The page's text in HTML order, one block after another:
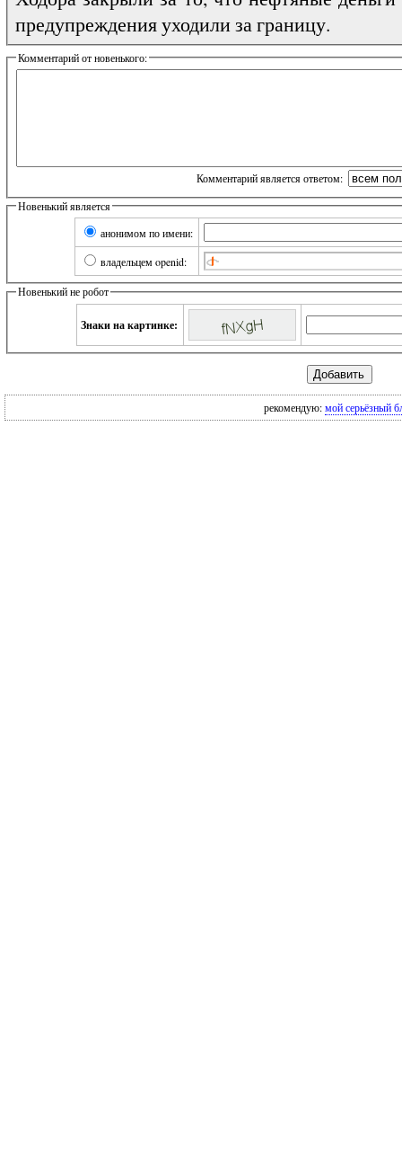
предупреждения уходили за границу.
Комментарий от новенького:
Комментарий является ответом:
Новенький является
анонимом по имени:
владельцем openid:
Новенький не робот
Знаки на картинке:
рекомендую: мой серьёзный